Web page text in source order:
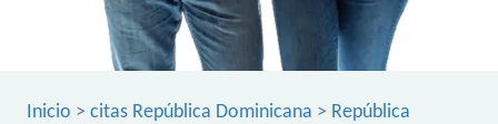
Inicio > citas República Dominicana > República